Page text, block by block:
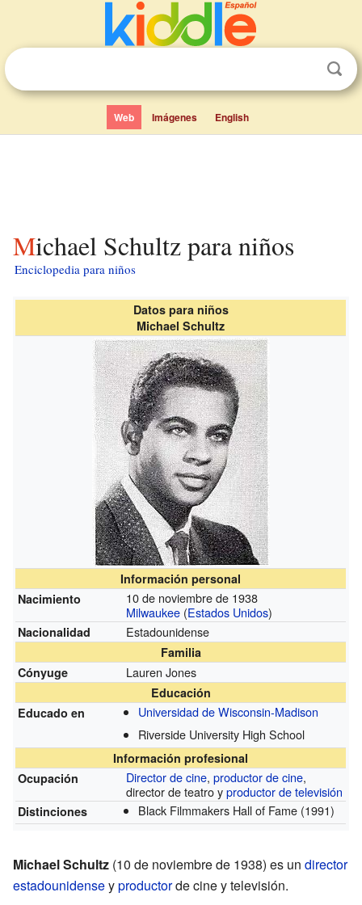
Web Imágenes English
Michael Schultz para niños
Enciclopedia para niños
Datos para niños
Michael Schultz
Información personal
Nacimiento
10 de noviembre de 1938
Milwaukee (Estados Unidos)
Nacionalidad Estadounidense
Familia
Cónyuge
Lauren Jones
Educación
Educado en
Universidad de Wisconsin-Madison
Riverside University High School
Información profesional
Ocupación
Director de cine,productor de cine,
director de teatro yproductor de televisión
Distinciones Black Filmmakers Hall of Fame (1991)
Michael Schultz (10 de noviembre de 1938) es un director
estadounidenseyproductorde cine y televisión.